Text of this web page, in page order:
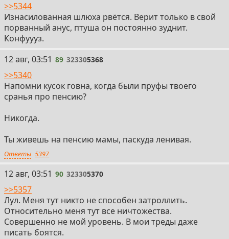
>>5344
Изнасилованная шлюха рвётся. Верит только в свой
порванный анус, птуша он постоянно зуднит.
Конфуууз.
89
12 авг, 03:51 89 323305368
>>5340
Напомни кусок говна, когда были пруфы твоего
сранья про пенсию?
Никогда.
Ты живешь на пенсию мамы, паскуда ленивая.
Ответы 5397
90
12 авг, 03:51 90 323305370
>>5357
Лул. Меня тут никто не способен затроллить.
Относительно меня тут все ничтожества.
Совершенно не мой уровень. В мои треды даже
писать боятся.